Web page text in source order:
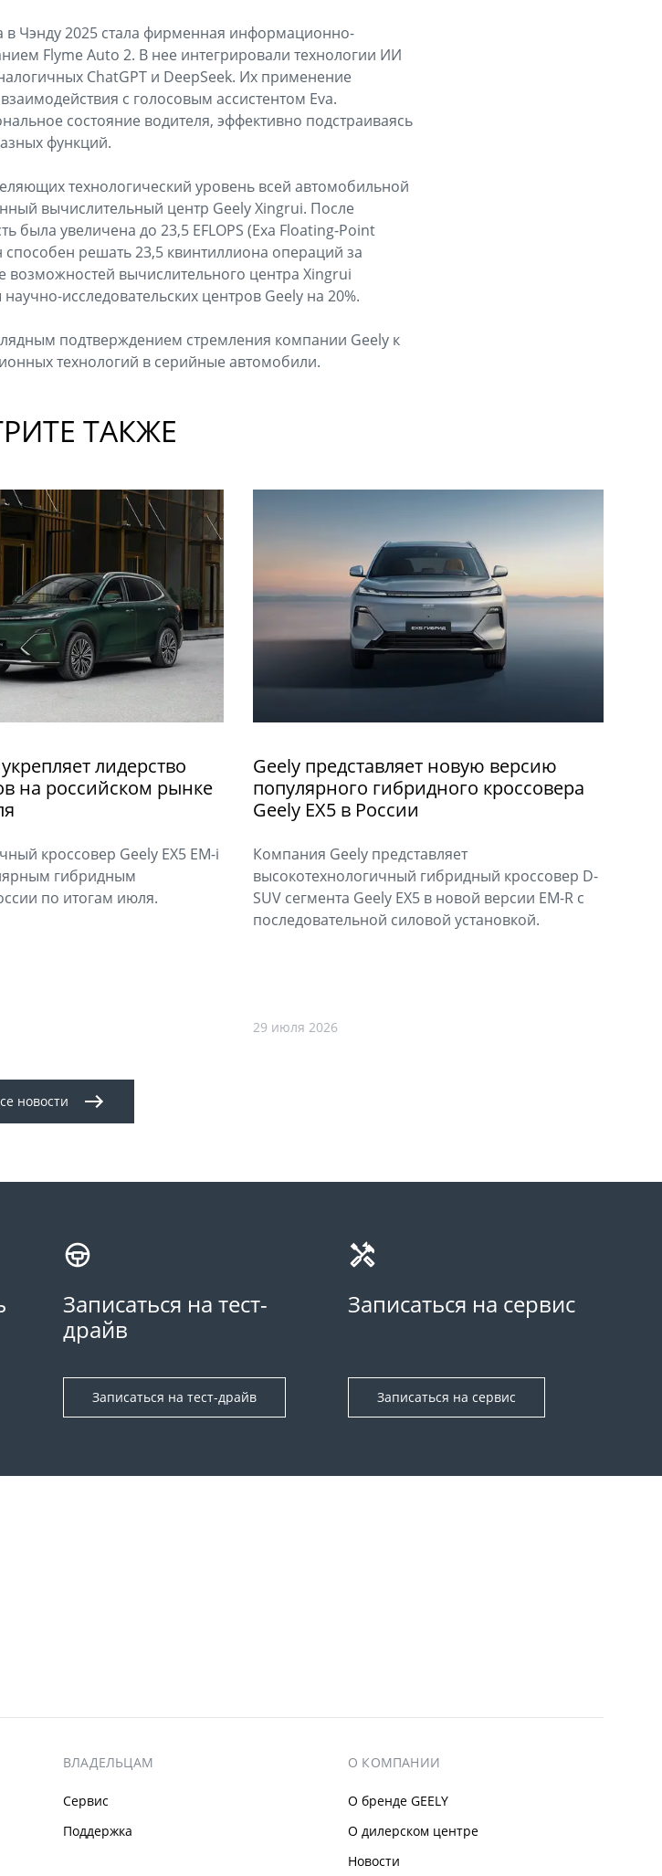
Чэнду 2025 стала фирменная информационно-
Flyme Auto 2. В нее интегрировали технологии ИИ
ChatGPT и DeepSeek. Их применение
с голосовым ассистентом Eva.
состояние водителя, эффективно подстраиваясь
функций.
технологический уровень всей автомобильной
вычислительный центр Geely Xingrui. После
увеличена до 23,5 EFLOPS (Exa Floating-Point
решать 23,5 квинтиллиона операций за
возможностей вычислительного центра Xingrui
исследовательских центров Geely на 20%.
подтверждением стремления компании Geely к
технологий в серийные автомобили.
ТАКЖЕ
лидерство
на российском рынке
кроссовер Geely EX5 EM-i
гибридным
по итогам июля.
Geely представляет новую версию
популярного гибридного кроссовера
Geely EX5 в России
Компания Geely представляет
высокотехнологичный гибридный кроссовер D-
SUV сегмента Geely EX5 в новой версии EM-R с
последовательной силовой установкой.
29 июля 2026
новости
Записаться на тест-
драйв
Записаться на тест-драйв
Записаться на сервис
Записаться на сервис
ВЛАДЕЛЬЦАМ
Сервис
Поддержка
О КОМПАНИИ
О бренде GEELY
О дилерском центре
Новости